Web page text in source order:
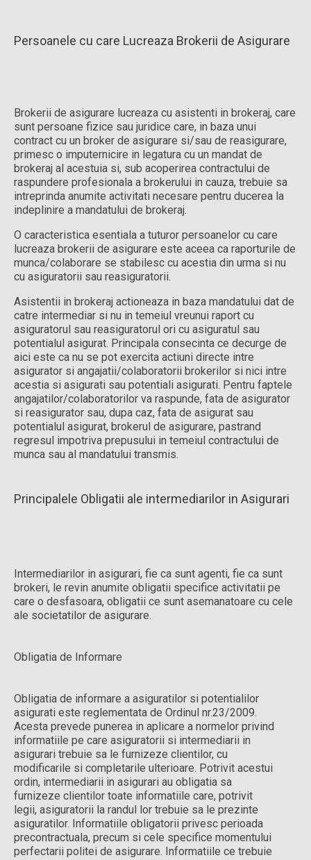
Persoanele cu care Lucreaza Brokerii de Asigurare
Brokerii de asigurare lucreaza cu asistenti in brokeraj, care
sunt persoane fizice sau juridice care, in baza unui
contract cu un broker de asigurare si/sau de reasigurare,
primesc o imputernicire in legatura cu un mandat de
brokeraj al acestuia si, sub acoperirea contractului de
raspundere profesionala a brokerului in cauza, trebuie sa
intreprinda anumite activitati necesare pentru ducerea la
indeplinire a mandatului de brokeraj.
O caracteristica esentiala a tuturor persoanelor cu care
lucreaza brokerii de asigurare este aceea ca raporturile de
munca/colaborare se stabilesc cu acestia din urma si nu
cu asiguratorii sau reasiguratorii.
Asistentii in brokeraj actioneaza in baza mandatului dat de
catre intermediar si nu in temeiul vreunui raport cu
asiguratorul sau reasiguratorul ori cu asiguratul sau
potentialul asigurat. Principala consecinta ce decurge de
aici este ca nu se pot exercita actiuni directe intre
asigurator si angajatii/colaboratorii brokerilor si nici intre
acestia si asigurati sau potentiali asigurati. Pentru faptele
angajatilor/colaboratorilor va raspunde, fata de asigurator
si reasigurator sau, dupa caz, fata de asigurat sau
potentialul asigurat, brokerul de asigurare, pastrand
regresul impotriva prepusului in temeiul contractului de
munca sau al mandatului transmis.
Principalele Obligatii ale intermediarilor in Asigurari
Intermediarilor in asigurari, fie ca sunt agenti, fie ca sunt
brokeri, le revin anumite obligatii specifice activitatii pe
care o desfasoara, obligatii ce sunt asemanatoare cu cele
ale societatilor de asigurare.
Obligatia de Informare
Obligatia de informare a asiguratilor si potentialilor
asigurati este reglementata de Ordinul nr.23/2009.
Acesta prevede punerea in aplicare a normelor privind
informatiile pe care asiguratorii si intermediarii in
asigurari trebuie sa le furnizeze clientilor, cu
modificarile si completarile ulterioare. Potrivit acestui
ordin, intermediarii in asigurari au obligatia sa
furnizeze clientilor toate informatiile care, potrivit
legii, asiguratorii la randul lor trebuie sa le prezinte
asiguratilor. Informatiile obligatorii privesc perioada
precontractuala, precum si cele specifice momentului
perfectarii politei de asigurare. Informatiile ce trebuie